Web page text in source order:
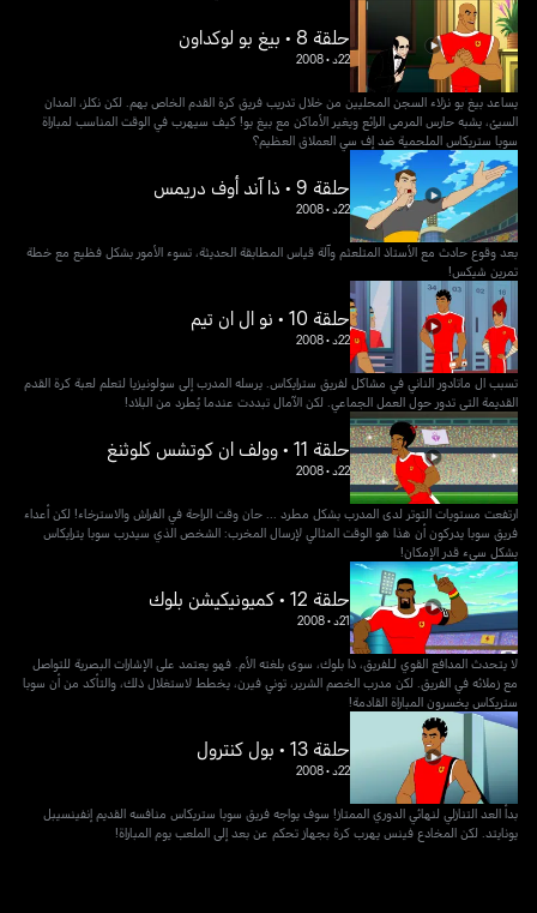
حلقة 8 • بيغ بو لوكداون
22د •
2008
يساعد بيغ بو نزلاء السجن المحليين من خلال تدريب فريق كرة القدم الخاص بهم. لكن نكلز، المدان
السيئ، يشبه حارس المرمى الرائع ويغير الأماكن مع بيغ بو! كيف سيهرب في الوقت المناسب لمباراة
سوبا ستريكاس الملحمية ضد إف سي العملاق العظيم؟
حلقة 9 • ذا آند أوف دريمس
22د •
2008
بعد وقوع حادث مع الأستاذ المتلعثم وآلة قياس المطابقة الحديثة، تسوء الأمور بشكل فظيع مع خطة
تمرين شيكس!
حلقة 10 • نو ال ان تيم
22د •
2008
تسبب ال ماتادور الناني في مشاكل لفريق سترايكاس. يرسله المدرب إلى سولونيزيا لتعلم لعبة كرة القدم
القديمة التي تدور حول العمل الجماعي. لكن الآمال تبددت عندما يُطرد من البلاد!
حلقة 11 • وولف ان كوتشس كلوثنغ
22د •
2008
ارتفعت مستويات التوتر لدى المدرب بشكل مطرد ... حان وقت الراحة في الفراش والاسترخاء! لكن أعداء
فريق سوبا يدركون أن هذا هو الوقت المثالي لإرسال المخرب: الشخص الذي سيدرب سوبا يترايكاس
بشكل سيء قدر الإمكان!
حلقة 12 • كميونيكيشن بلوك
21د •
2008
لا يتحدث المدافع القوي لـلفريق، ذا بلوك، سوى بلغته الأم. فهو يعتمد على الإشارات البصرية للتواصل
مع زملائه في الفريق. لكن مدرب الخصم الشرير، توني فيرن، يخطط لاستغلال ذلك، والتأكد من أن سوبا
ستريكاس يخسرون المباراة القادمة!
حلقة 13 • بول كنترول
22د •
2008
بدأ العد التنازلي لنهائي الدوري الممتاز! سوف يواجه فريق سوبا ستريكاس منافسه القديم إنفينسيبل
يونايتد. لكن المخادع فينس يهرب كرة بجهاز تحكم عن بعد إلى الملعب يوم المباراة!